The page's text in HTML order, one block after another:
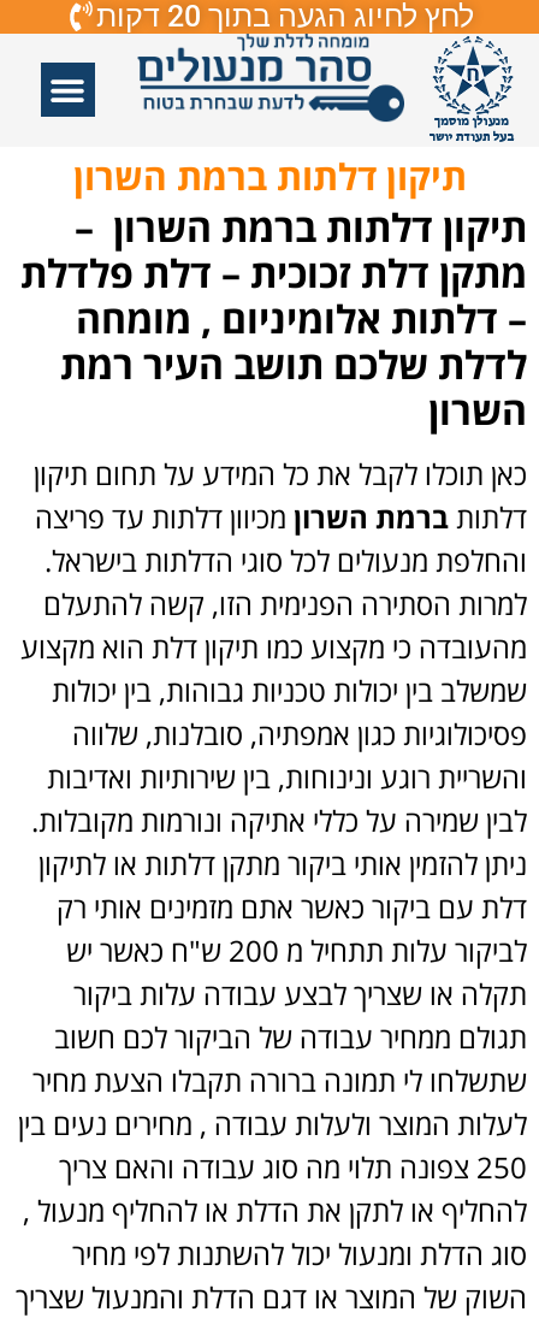
לחץ לחיוג הגעה בתוך 20 דקות
תיקון דלתות ברמת השרון
תיקון דלתות ברמת השרון –
מתקן דלת זכוכית – דלת פלדלת
– דלתות אלומיניום , מומחה
לדלת שלכם תושב העיר רמת
השרון
כאן תוכלו לקבל את כל המידע על תחום תיקון
דלתותברמת השרון מכיוון דלתות עד פריצה
והחלפת מנעולים לכל סוגי הדלתות בישראל.
למרות הסתירה הפנימית הזו, קשה להתעלם
מהעובדה כי מקצוע כמו תיקון דלת הוא מקצוע
שמשלב בין יכולות טכניות גבוהות, בין יכולות
פסיכולוגיות כגון אמפתיה, סובלנות, שלווה
והשריית רוגע ונינוחות, בין שירותיות ואדיבות
לבין שמירה על כללי אתיקה ונורמות מקובלות.
ניתן להזמין אותי ביקור מתקן דלתות או לתיקון
דלת עם ביקור כאשר אתם מזמינים אותי רק
לביקור עלות תתחיל מ 200 ש"ח כאשר יש
תקלה או שצריך לבצע עבודה עלות ביקור
תגולם ממחיר עבודה של הביקור לכם חשוב
שתשלחו לי תמונה ברורה תקבלו הצעת מחיר
לעלות המוצר ולעלות עבודה , מחירים נעים בין
250 צפונה תלוי מה סוג עבודה והאם צריך
להחליף או לתקן את הדלת או להחליף מנעול ,
סוג הדלת ומנעול יכול להשתנות לפי מחיר
השוק של המוצר או דגם הדלת והמנעול שצריך